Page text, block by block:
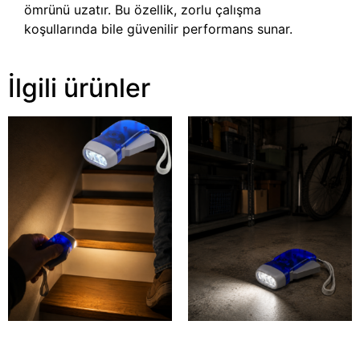
ömrünü uzatır. Bu özellik, zorlu çalışma
koşullarında bile güvenilir performans sunar.
İlgili ürünler